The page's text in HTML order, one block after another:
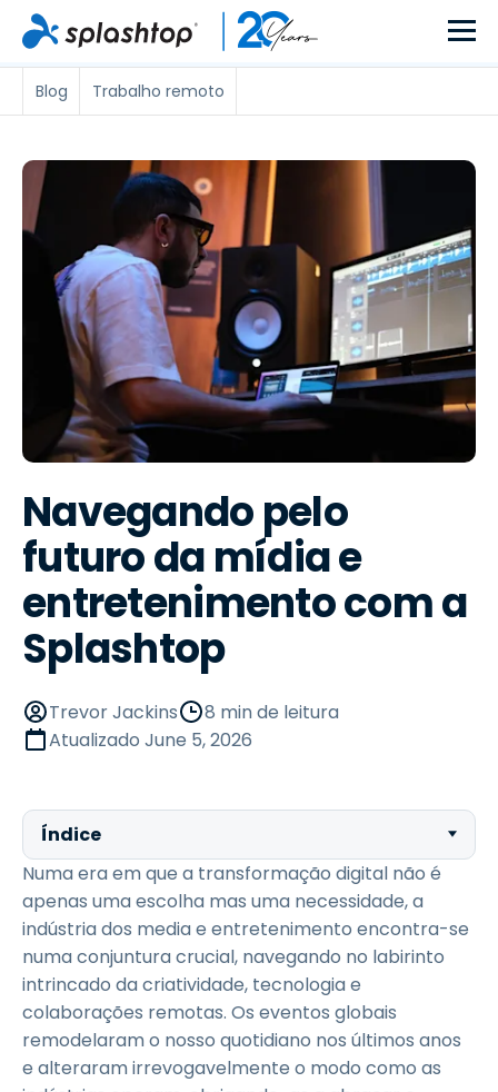
Blog Trabalho remoto
Navegando pelo
futuro da mídia e
entretenimento com a
Splashtop
Trevor Jackins
8 min de leitura
Atualizado June 5, 2026
Índice
Numa era em que a transformação digital não é
apenas uma escolha mas uma necessidade, a
indústria dos media e entretenimento encontra-se
numa conjuntura crucial, navegando no labirinto
intrincado da criatividade, tecnologia e
colaborações remotas. Os eventos globais
remodelaram o nosso quotidiano nos últimos anos
e alteraram irrevogavelmente o modo como as